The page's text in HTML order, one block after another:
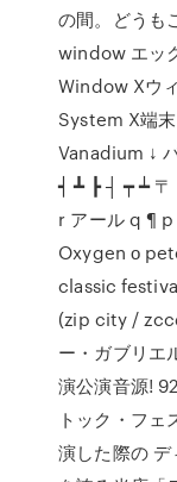
の間。どうも
window エッ
Window Xウ
System X端
Vanadium ↓
┥ ┻ ┣ ┤ ┯ ┷
r アール q ¶
Oxygen ο
classic
(zip city /
ー・ガブリエ
演公演音源!
トック・フェ
演した際の